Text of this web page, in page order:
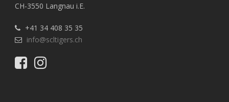
CH-3550 Langnau i.E.
+41 34 408 35 35
info@scltigers.ch